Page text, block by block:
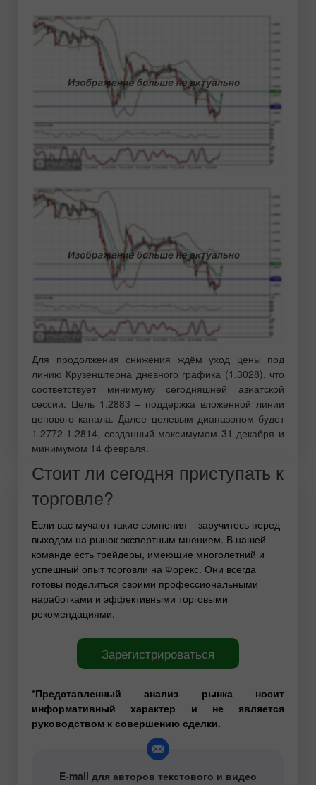
Для продолжения снижения ждём уход цены под
линию Крузенштерна дневного графика (1.3028), что
соответствует минимуму сегодняшней азиатской
сессии. Цель 1.2883 – поддержка вложенной линии
ценового канала. Далее целевым диапазоном будет
1.2772-1.2814, созданный максимумом 31 декабря и
минимумом 14 февраля.
Стоит ли сегодня приступать к
торговле?
Если вас мучают такие сомнения – заручитесь перед
выходом на рынок экспертным мнением. В нашей
команде есть трейдеры, имеющие многолетний и
успешный опыт торговли на Форекс. Они всегда
готовы поделиться своими профессиональными
наработками и эффективными торговыми
рекомендациями.
Зарегистрироваться
*Представленный анализ рынка носит
информативный характер и не является
руководством к совершению сделки.
E-mail для авторов текстового и видео